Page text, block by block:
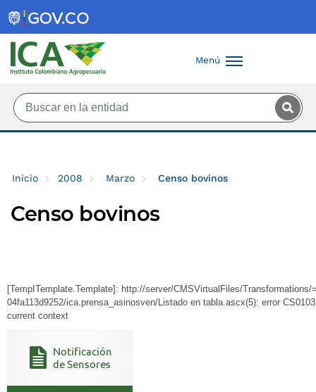
Menú
Inicio 2008 Marzo Censo bovinos
Censo bovinos
[TempITemplate.Template]: http://server/CMSVirtualFiles/Transformations/
04fa113d9252/ica.prensa_asinosven/Listado en tabla.ascx(5): error
current context